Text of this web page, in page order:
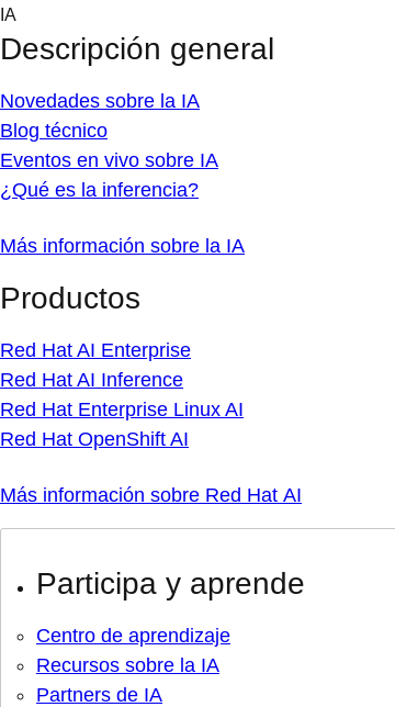
Skip
content
IA
Descripción general
Novedades sobre la IA
Blog técnico
Eventos en vivo sobre IA
¿Qué es la inferencia?
Más información sobre la IA
Productos
Red Hat AI Enterprise
Red Hat AI Inference
Red Hat Enterprise Linux AI
Red Hat OpenShift AI
Más información sobre Red Hat AI
Participa y aprende
Centro de aprendizaje
Recursos sobre la IA
Partners de IA